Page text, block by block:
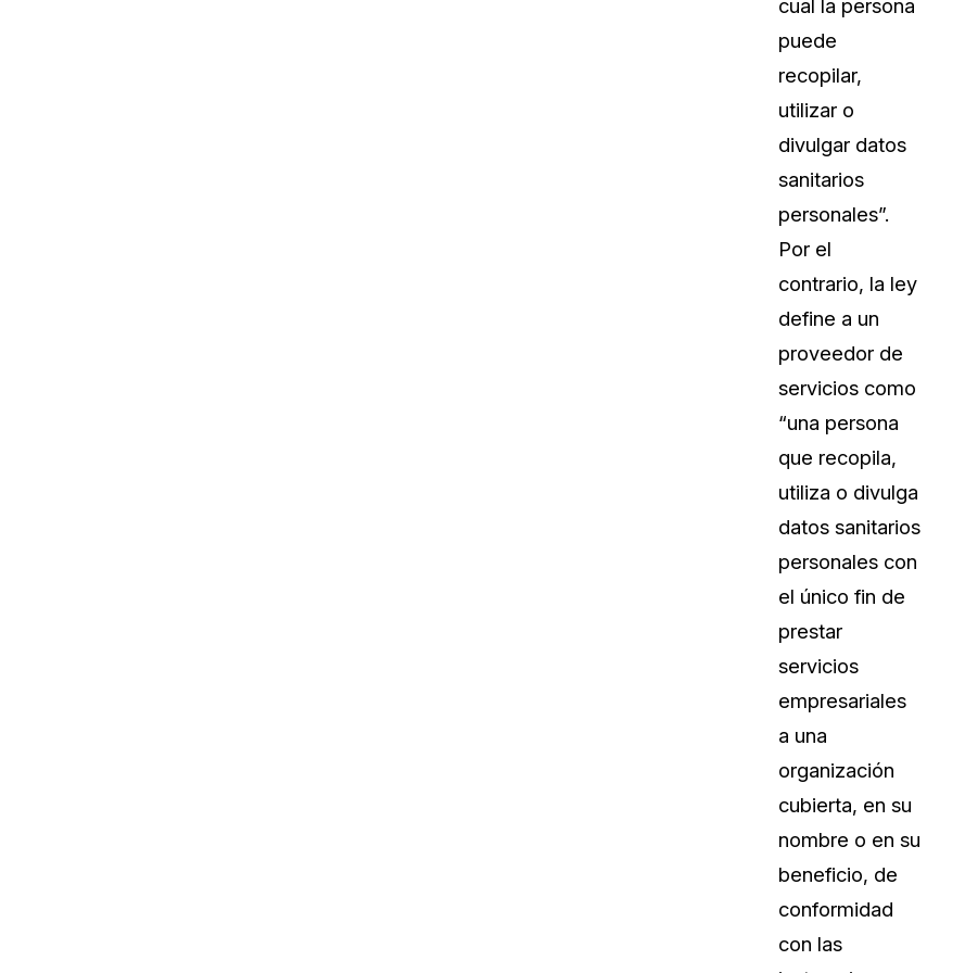
Sobre nosotros
Más información sobre
Trabaja con nosotros
Únase a nuestro equipo y
construir el futuro de la redacción
Póngase en contacto con
cual la persona
puede
recopilar,
utilizar o
divulgar datos
sanitarios
personales”.
Por el
contrario, la ley
define a un
proveedor de
servicios como
“una persona
que recopila,
utiliza o divulga
datos sanitarios
personales con
el único fin de
prestar
servicios
empresariales
a una
organización
cubierta, en su
nombre o en su
beneficio, de
conformidad
con las